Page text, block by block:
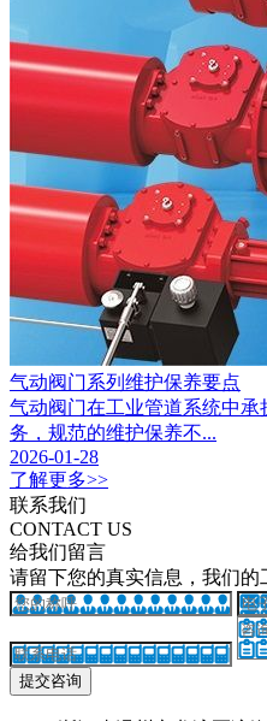
气动阀门系列维护保养要点
气动阀门在工业管道系统中
务，规范的维护保养不...
2026-01-28
了解更多>>
联系我们
CONTACT US
给我们留言
请留下您的真实信息，我们的